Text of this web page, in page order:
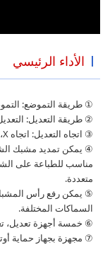
الأداء الرئيسي
① طريقة التموضع:
② طريقة التعديل:
③ اتجاه التعديل: اتجاه X، اتجاه Y، اتجاه Z.
④ يمكن تمديد مشبك
مناسب للطباعة على
متعددة.
⑤ يمكن رفع رأس
السماكات المختلفة.
⑥ خمسة أجهزة تعديل،
⑦ مجهزة بجهاز حماية